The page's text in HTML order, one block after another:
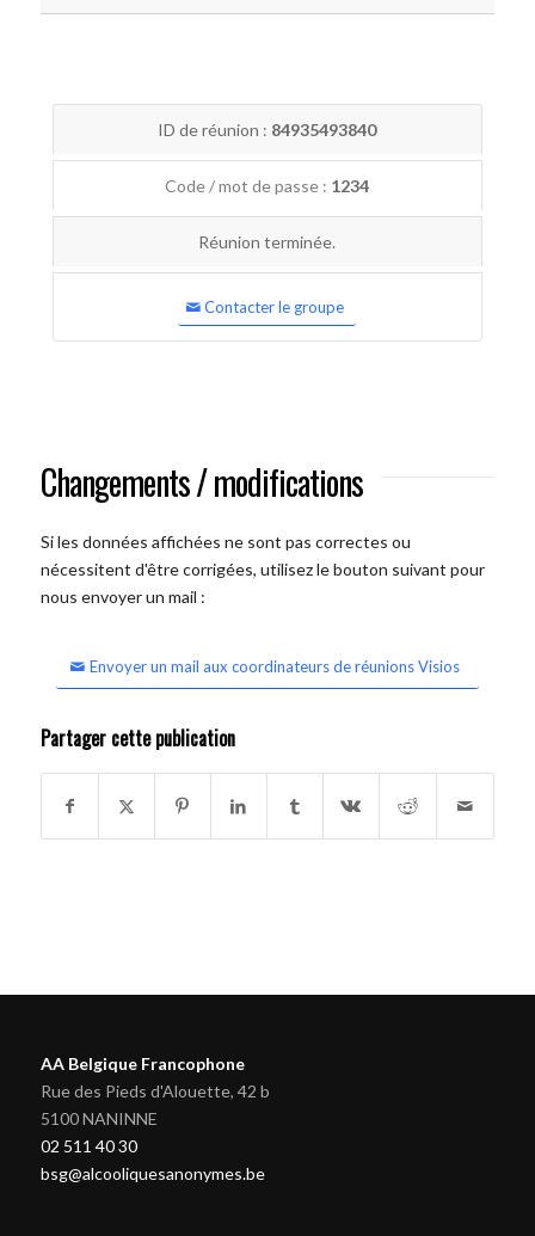
ID de réunion : 84935493840
Code / mot de passe : 1234
Réunion terminée.
Contacter le groupe
Changements / modifications
Si les données affichées ne sont pas correctes ou
nécessitent d'être corrigées, utilisez le bouton suivant pour
nous envoyer un mail :
Envoyer un mail aux coordinateurs de réunions Visios
Partager cette publication
AA Belgique Francophone
Rue des Pieds d'Alouette, 42 b
5100 NANINNE
02 511 40 30
bsg@alcooliquesanonymes.be